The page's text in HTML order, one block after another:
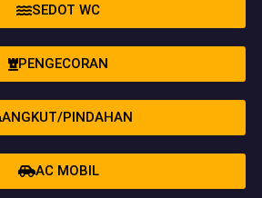
SEDOT WC
PENGECORAN
ANGKUT/PINDAHAN
AC MOBIL